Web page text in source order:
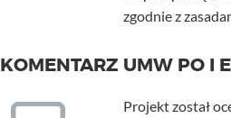
zgodnie z
KOMENTARZ UMW PO I
Projekt został